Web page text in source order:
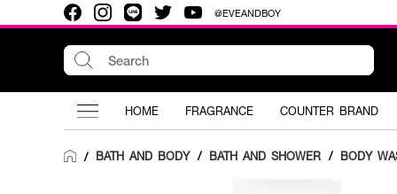
@EVEANDBOY
HOME FRAGRANCE COUNTER BRAND
/ BATH AND BODY / BATH AND SHOWER / BODY